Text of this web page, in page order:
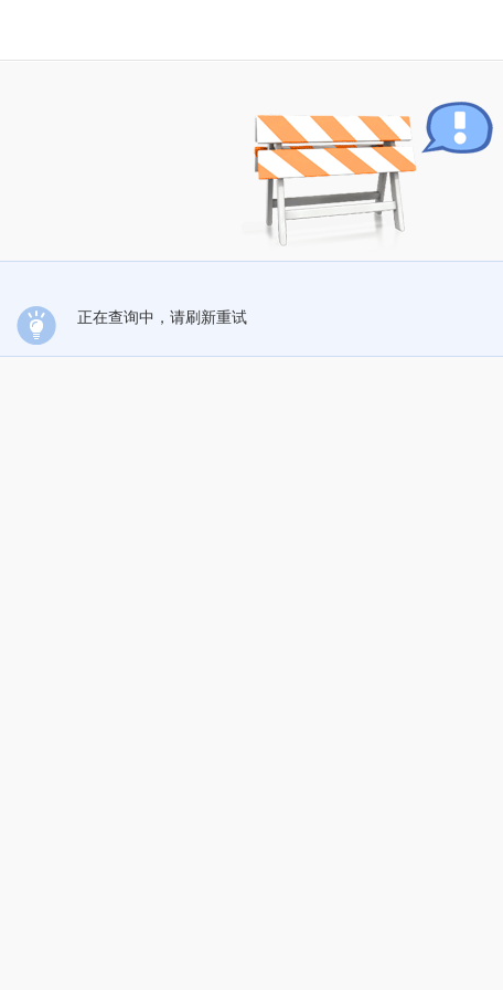
正在查询中，请刷新重试